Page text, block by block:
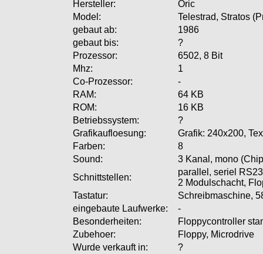
Hersteller:
Oric
Model:
Telestrad, Stratos
gebaut ab:
1986
gebaut bis:
?
Prozessor:
6502, 8 Bit
Mhz:
1
Co-Prozessor:
-
RAM:
64 KB
ROM:
16 KB
Betriebssystem:
?
Grafikaufloesung:
Grafik: 240x200,
Farben:
8
Sound:
3 Kanal, mono
Schnittstellen:
parallel, seriel
2 Modulschacht,
Tastatur:
Schreibmaschine,
eingebaute Laufwerke:
-
Besonderheiten:
Floppycontroller
Zubehoer:
Floppy, Microdrive
Wurde verkauft in:
?